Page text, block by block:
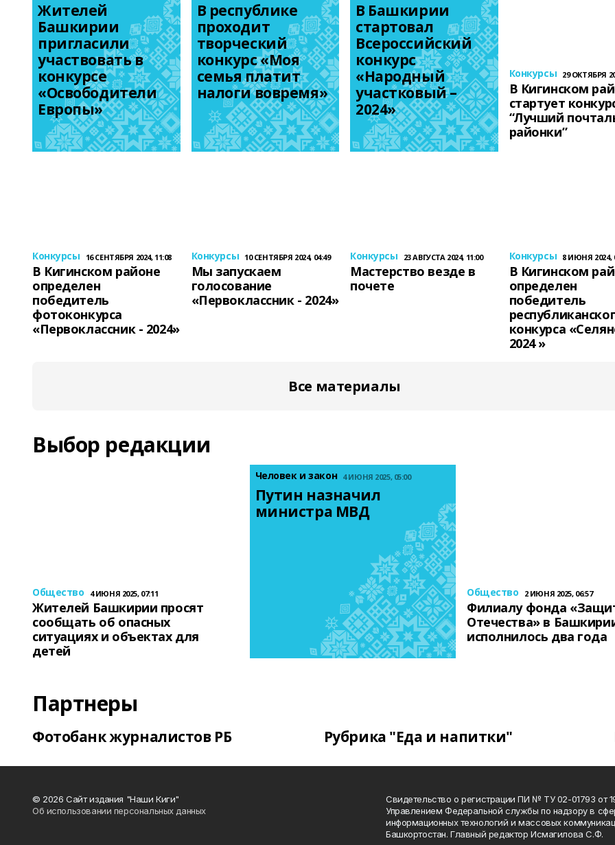
Жителей
Башкирии
пригласили
участвовать в
конкурсе
«Освободители
Европы»
В республике
проходит
творческий
конкурс «Моя
семья платит
налоги вовремя»
В Башкирии
стартовал
Всероссийский
конкурс
«Народный
участковый –
2024»
Конкурсы 29 ОКТЯБРЯ
В Кигинском
стартует
“Лучший
районки”
Конкурсы 16 СЕНТЯБРЯ 2024, 11:08
В Кигинском районе
определен
победитель
фотоконкурса
«Первоклассник - 2024»
Конкурсы 10 СЕНТЯБРЯ 2024, 04:49
Мы запускаем
голосование
«Первоклассник - 2024»
Конкурсы 23 АВГУСТА 2024, 11:00
Мастерство везде в
почете
Конкурсы 8 ИЮНЯ 2024,
В Кигинском
определен
победитель
конкурса
2024 »
Все материалы
Выбор редакции
Общество 4 ИЮНЯ 2025, 07:11
Жителей Башкирии просят
сообщать об опасных
ситуациях и объектах для
детей
Человек и закон 4 ИЮНЯ 2025, 05:00
Путин назначил
министра МВД
Общество 2 ИЮНЯ 2025, 06:57
Филиалу фонда
Отечества» в
исполнилось два года
Партнеры
Фотобанк журналистов РБ Рубрика "Еда и напитки"
© 2026 Сайт издания "Наши Киги"
Об использовании персональных данных
Свидетельство о регистрации ПИ № ТУ 02-01793 от
Управлением Федеральной службы по надзору в
информационных технологий и массовых
Башкортостан. Главный редактор Исмагилова С.Ф.